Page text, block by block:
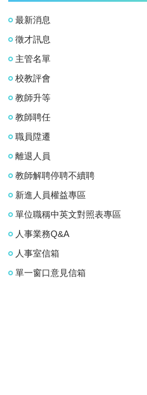
最新消息
徵才訊息
主管名單
校教評會
教師升等
教師聘任
職員陞遷
離退人員
教師解聘停聘不續聘
新進人員權益專區
單位職稱中英文對照表專區
人事業務Q&A
人事室信箱
單一窗口意見信箱